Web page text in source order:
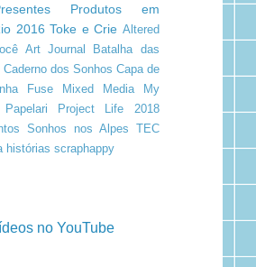
Produtos em
2016 Toke e Crie Altered
Art Journal
Batalha das
Caderno dos Sonhos Capa de
Fuse Mixed Media
My
Papelari
Project Life 2018
Sonhos nos Alpes TEC
histórias scraphappy
no YouTube